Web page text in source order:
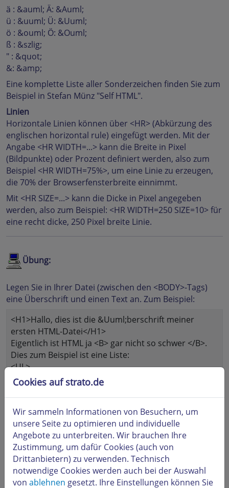
ä : &auml; Ä: &Auml;
ü : &uuml; Ü: &Uuml;
ö : &ouml; Ö: &Ouml;
ß : &szlig;
" : &quot;
&: &amp;
Eine komplette Liste aller Sonderzeichen finden Sie zum
Beispiel in Stefan Münz "Self HTML".
Linien
Horizontale Linien können über <HR> (Abkürzung des
englischen horizontal rule) eingefügt werden. Mit der
Angabe <HR WIDTH=...> kann die Breite in Pixel
(Bildpunkte) oder Prozent definiert werden, also zum
Beispiel <HR WIDTH=75%>, um eine Linie zu erzeugen,
die 70% der Browserfensterbreite einnimmt.
Mit <HR SIZE=...> kann die Dicke in Pixel angegeben
werden, also zum Beispiel: <HR WIDTH=250 SIZE=10> für
eine recht dicke, 250 Pixel breite Linie.
Übung:
Legen Sie in Ihrer Datei (zwischen den <BODY>-Tags)
eine Überschrift und einen Text an. Zum Beispiel:
<H1>Hallo, dies ist die &Uuml;berschrift meiner
ersten HTML-Datei</H1>
Eigentlich ist HTML ja <B> gar nicht so schwer </B>.
Dies zum Beispiel ist eine Liste:
<UL>
<LI>&Auml;pfel
</UL>
Der Browser setzt automatisch
Aufz&auml;hlungszeichen vor die einzelnen Elemente.
<P>
<HR WIDTH=75% SIZE=7>
Cookies auf strato.de
Wir sammeln Informationen von Besuchern, um
unsere Seite zu optimieren und individuelle
Angebote zu unterbreiten. Wir brauchen Ihre
Zustimmung, um dafür Cookies (auch von
Drittanbietern) zu verwenden. Technisch
notwendige Cookies werden auch bei der Auswahl
von ablehnen gesetzt. Ihre Einstellungen können Sie